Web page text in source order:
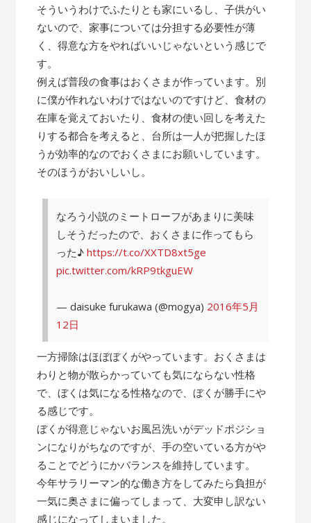
そういうわけでふたりとも家にいるし、子供がい
ないので、家事については分担する必要性が薄
く、得意な方をやればいいじゃないという感じで
す。
例えば普段の食事はおくさまが作っています。別
に僕が作れないわけではないのですけど、食材の
在庫を覚えておいたり、食材の使い回しを考えた
りする都合を考えると、台所は一人が把握したほ
うが効率的なのでおくさまにお願いしています。
そのほうがおいしいし。
なろう小説のミートローフがあまりに美味
しそうだったので、おくさまに作ってもら
った♪https://t.co/XXTD8xt5ge
pic.twitter.com/kRP9tkguEW
— daisuke furukawa (@mogya) 2016年5月
12日
一方掃除はほぼぼくがやっています。おくさまは
わりと物が散らかっていても気にならない性格
で、ぼくは気になる性格なので、ぼくが勝手にや
る感じです。
ぼくが得意じゃないお風呂洗いがデッドポジショ
ンになりがちなのですが、手の空いている方がや
ることでどうにかバランスを維持しています。
今年サラリーマン的な働き方をしてみたら負担が
一気に奥さまに偏ってしまって、大変申し訳ない
感じになってしまいました。